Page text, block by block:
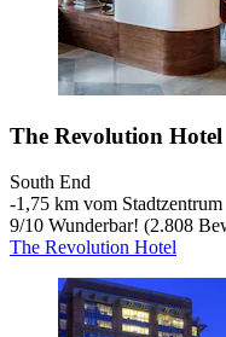
The Revolution Hotel
South End
‐1,75 km vom Stadtzentrum
9/10 Wunderbar! (2.808
The Revolution Hotel